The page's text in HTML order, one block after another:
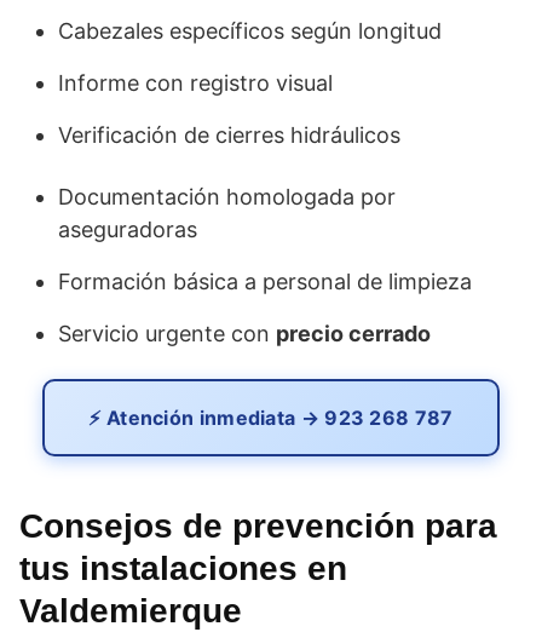
Cabezales específicos según longitud
Informe con registro visual
Verificación de cierres hidráulicos
Documentación homologada por
aseguradoras
Formación básica a personal de limpieza
Servicio urgente con precio cerrado
⚡ Atención inmediata → 923 268 787
Consejos de prevención para
tus instalaciones en
Valdemierque